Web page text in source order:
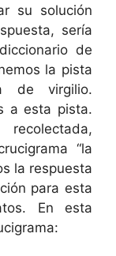
su solución
sería
de
la pista
de virgilio.
a esta pista.
“la
la respuesta
para esta
En esta